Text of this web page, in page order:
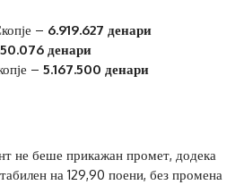
– 6.919.627 денари
денари
– 5.167.500 денари
не беше прикажан промет, додека
на 129,90 поени, без промена